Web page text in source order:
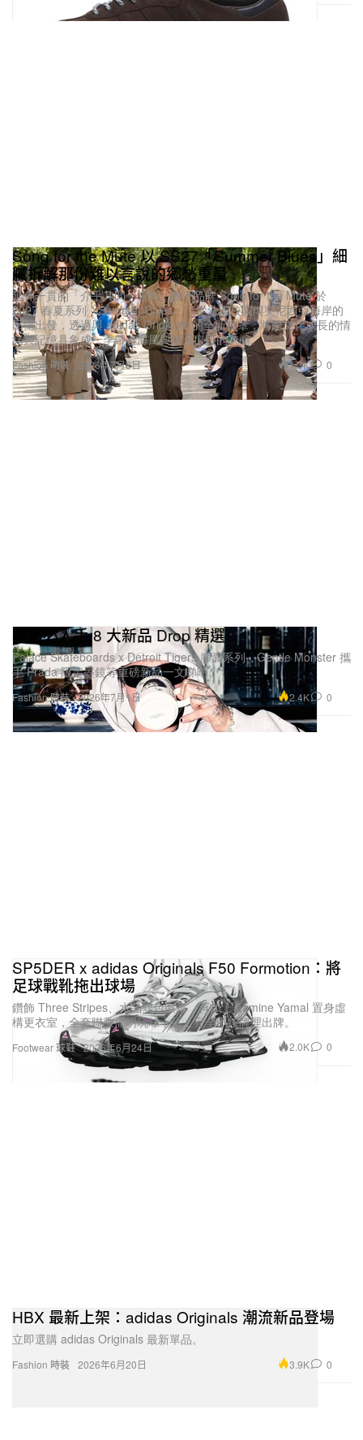
Fashion 時裝
Song for the Mute 以 SS27「Summer Blues」細
膩拆解那份難以言說的鄉愁重量
延伸一貫的「介乎其間」視角，澳洲品牌 Song for the Mute 於
2027 春夏系列「Summer Blues」，從法國校園與突尼西亞海岸的
回憶出發，透過與 adidas Originals 的全新篇章，將跨文化成長的情
緒與記憶具象成一季帶著海風與歲月痕跡的衣櫥。
2026年7月8日 1.3K 0
Fashion 時裝
本週必入手 8 大新品 Drop 精選
Palace Skateboards x Detroit Tigers 膠囊系列、Gentle Monster 攜
手 Prada 限定墨鏡等重磅新品一文睇晒。
2026年7月1日 2.4K 0
Footwear 球鞋
SP5DER x adidas Originals F50 Formotion：將
足球戰靴拖出球場
鑽飾 Three Stripes、水晶變色徽章，再加上 Lamine Yamal 置身虛
構更衣室，全套聯乘擺明玩味十足，完全不按牌理出牌。
2026年6月24日 2.0K 0
Fashion 時裝
HBX 最新上架：adidas Originals 潮流新品登場
立即選購 adidas Originals 最新單品。
2026年6月20日 3.9K 0